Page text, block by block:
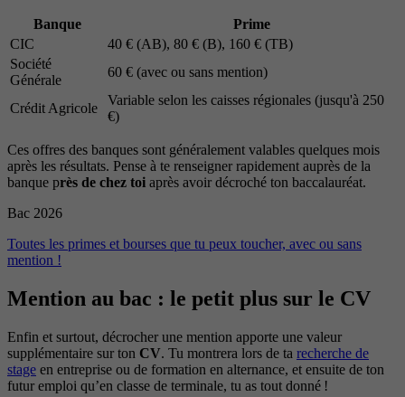
Banque
Prime
CIC
40 € (AB), 80 € (B), 160 € (TB)
Société
Générale
60 € (avec ou sans mention)
Crédit Agricole
Variable selon les caisses régionales (jusqu'à 250
€)
Ces offres des banques sont généralement valables quelques mois
après les résultats. Pense à te renseigner rapidement auprès de la
banque près de chez toi après avoir décroché ton baccalauréat.
Bac 2026
Toutes les primes et bourses que tu peux toucher, avec ou sans
mention !
Mention au bac : le petit plus sur le CV
Enfin et surtout, décrocher une mention apporte une valeur
supplémentaire sur ton CV. Tu montrera lors de ta recherche de
stage en entreprise ou de formation en alternance, et ensuite de ton
futur emploi qu’en classe de terminale, tu as tout donné !